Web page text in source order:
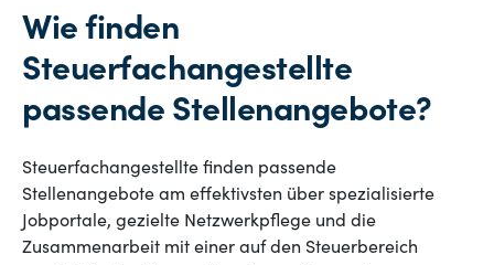
Wie finden
Steuerfachangestellte
passende Stellenangebote?
Steuerfachangestellte finden passende
Stellenangebote am effektivsten über spezialisierte
Jobportale, gezielte Netzwerkpflege und die
Zusammenarbeit mit einer auf den Steuerbereich